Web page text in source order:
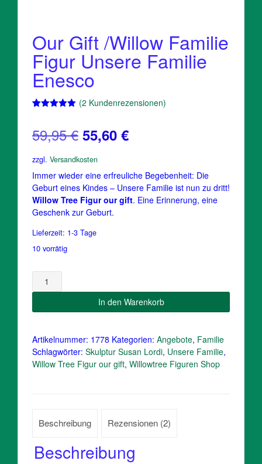
Our Gift /Willow Familie
Figur Unsere Familie
Enesco
von 5,
basierend
Kundenbewertungen
(2 Kundenrezensionen)
59,95€ Ursprünglicher
Preis
war:
59,95 €
55,60 €Aktueller
ist:
55,60 €.
zzgl. Versandkosten
Immer wieder eine erfreuliche Begebenheit: Die
Geburt eines Kindes – Unsere Familie ist nun zu dritt!
Willow Tree Figur our gift. Eine Erinnerung, eine
Geschenk zur Geburt.
Lieferzeit: 1-3 Tage
10 vorrätig
Gift
Familie
Unsere
Familie
Enesco
In den Warenkorb
Artikelnummer: 1778 Kategorien: Angebote, Familie
Schlagwörter: Skulptur Susan Lordi, Unsere Familie,
Willow Tree Figur our gift, Willowtree Figuren Shop
Beschreibung Rezensionen (2)
Beschreibung